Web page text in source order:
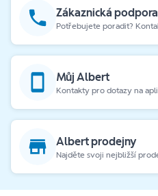
Zákaznická
Potřebujete poradit?
Můj Albert
Kontakty pro dotazy na
Albert prodejny
Najděte svoji nejbližší